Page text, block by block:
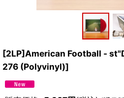
[2LP]American Football -
276 (Polyvinyl)]